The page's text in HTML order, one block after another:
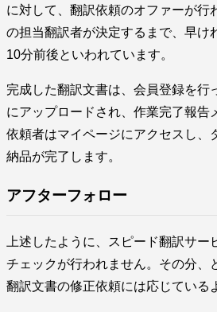
に対して、翻訳依頼のオファーが行
の担当翻訳者が決定するまで、早け
10分前後といわれています。
完成した翻訳文書は、会員登録を行
にアップロードされ、作業完了報告
依頼者はマイページにアクセスし、
納品が完了します。
アフターフォロー
上述したように、スピード翻訳サ
チェックが行われません。その分、
翻訳文書の修正依頼には応じている